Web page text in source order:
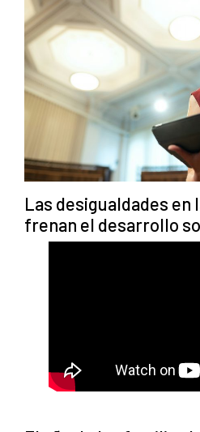
Las desigualdades en
frenan el desarrollo